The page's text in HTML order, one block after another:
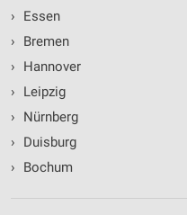
›
Essen
›
Bremen
›
Hannover
›
Leipzig
›
Nürnberg
›
Duisburg
›
Bochum